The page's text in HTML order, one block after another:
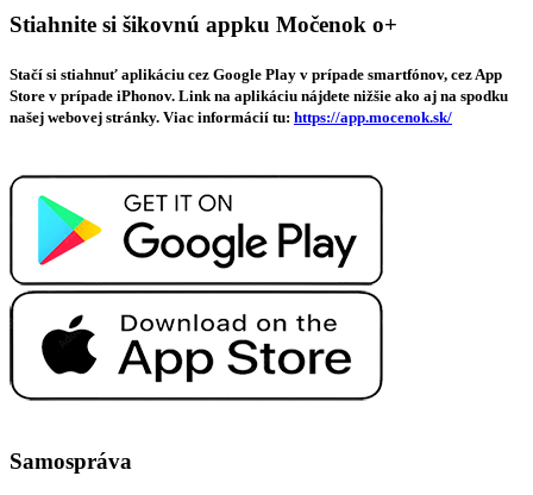
Stiahnite si šikovnú appku Močenok o+
Stačí si stiahnuť aplikáciu cez Google Play v prípade smartfónov, cez App
Store v prípade iPhonov. Link na aplikáciu nájdete nižšie ako aj na spodku
našej webovej stránky. Viac informácií tu: https://app.mocenok.sk/
Samospráva